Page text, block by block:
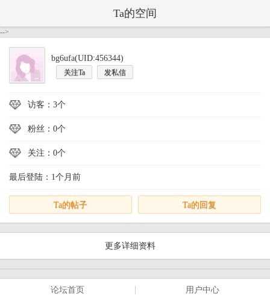
Ta的空间
-->
bg6ufa(UID:456344)
关注Ta 发私信
访客：3个
粉丝：0个
关注：0个
最后登陆：1个月前
Ta的帖子 Ta的回复
更多详细资料
论坛首页 用户中心